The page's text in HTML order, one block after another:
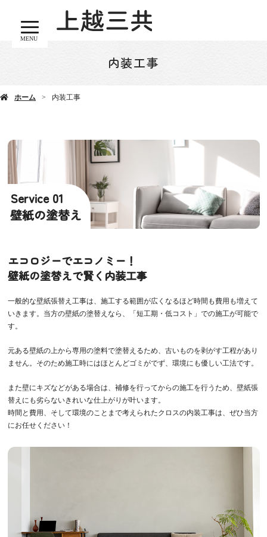
MENU
内装工事
ホーム 内装工事
Service 01
壁紙の塗替え
エコロジーでエコノミー！
壁紙の塗替えで賢く内装工事
一般的な壁紙張替え工事は、施工する範囲が広くなるほど時間も費用も増えて
いきます。当方の壁紙の塗替えなら、「短工期・低コスト」での施工が可能で
す。
元ある壁紙の上から専用の塗料で塗替えるため、古いものを剥がす工程があり
ません。そのため施工時にはほとんどゴミがでず、環境にも優しい工法です。
また壁にキズなどがある場合は、補修を行ってからの施工を行うため、壁紙張
替えにも劣らないきれいな仕上がりが叶います。
時間と費用、そして環境のことまで考えられたクロスの内装工事は、ぜひ当方
にお任せください！